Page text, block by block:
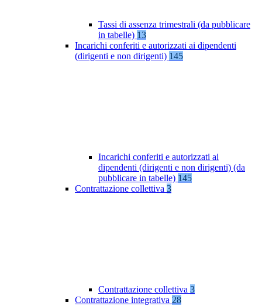
Tassi di assenza trimestrali (da pubblicare
in tabelle) 13
Incarichi conferiti e autorizzati ai dipendenti
(dirigenti e non dirigenti) 145
Incarichi conferiti e autorizzati ai
dipendenti (dirigenti e non dirigenti) (da
pubblicare in tabelle) 145
Contrattazione collettiva 3
Contrattazione collettiva 3
Contrattazione integrativa 28